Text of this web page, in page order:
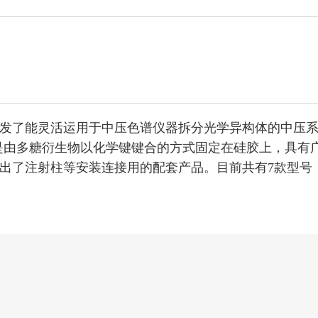
了能灵活运用于中压色谱仪器拆分光学异构体的中压
多糖衍生物以化学键键合的方式固定在硅胶上，具
了注射柱等安装连接用的配套产品。目前共有7款型号